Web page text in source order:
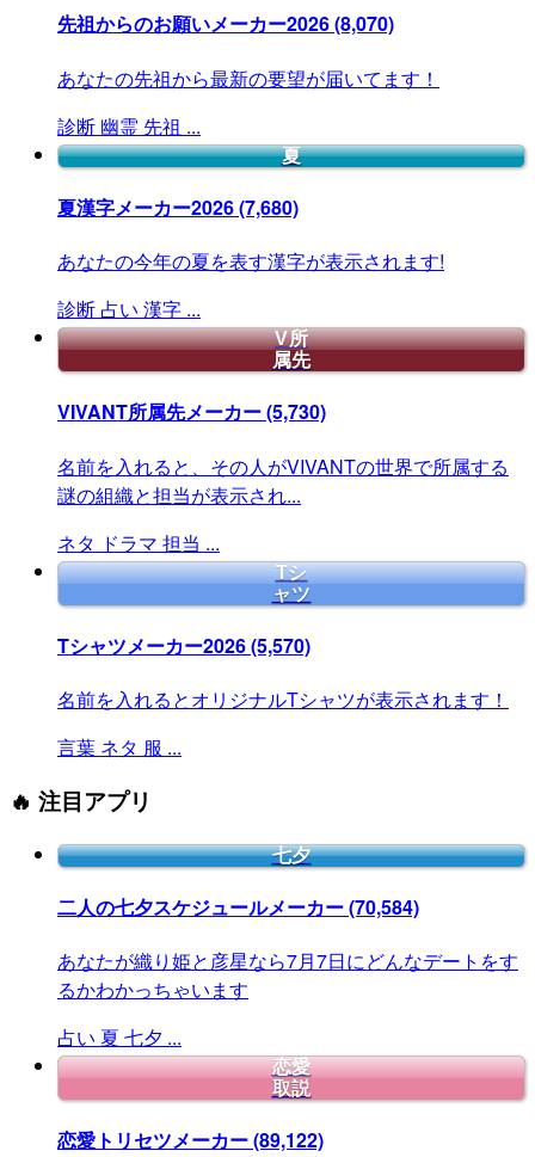
先祖からのお願いメーカー2026(8,070)
あなたの先祖から最新の要望が届いてます！
診断 幽霊 先祖 ...
夏
夏漢字メーカー2026(7,680)
あなたの今年の夏を表す漢字が表示されます!
診断 占い 漢字 ...
V所
属先
VIVANT所属先メーカー(5,730)
名前を入れると、その人がVIVANTの世界で所属する
謎の組織と担当が表示され...
ネタ ドラマ 担当 ...
Tシ
ャツ
Tシャツメーカー2026(5,570)
名前を入れるとオリジナルTシャツが表示されます！
言葉 ネタ 服 ...
🔥 注目アプリ
七夕
二人の七夕スケジュールメーカー(70,584)
あなたが織り姫と彦星なら7月7日にどんなデートをす
るかわかっちゃいます
占い 夏 七夕 ...
恋愛
取説
恋愛トリセツメーカー(89,122)